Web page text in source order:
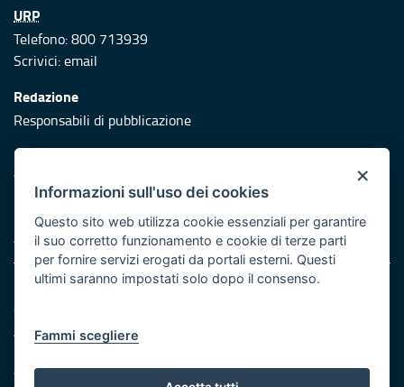
URP
Telefono: 800 713939
Scrivici:email
Redazione
Responsabili di pubblicazione
Protezione civile
Vai al sito di Protezione Civile Puglia
Iniziativa finanziata con risorse del POR Puglia 2014/2020 -
Asse XI
Note legali
Cookie e privacy
Atti di notifica
Servizi Intranet
×
Informazioni sull'uso dei cookies
Questo sito web utilizza cookie essenziali per garantire
il suo corretto funzionamento e cookie di terze parti
per fornire servizi erogati da portali esterni. Questi
ultimi saranno impostati solo dopo il consenso.
Fammi scegliere